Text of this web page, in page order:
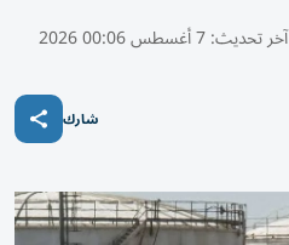
آخر تحديث:7 أغسطس 00:06 2026
شارك